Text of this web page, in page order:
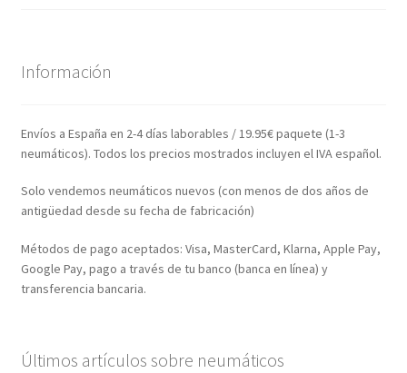
Información
Envíos a España en 2-4 días laborables / 19.95€ paquete (1-3
neumáticos). Todos los precios mostrados incluyen el IVA español.
Solo vendemos neumáticos nuevos (con menos de dos años de
antigüedad desde su fecha de fabricación)
Métodos de pago aceptados: Visa, MasterCard, Klarna, Apple Pay,
Google Pay, pago a través de tu banco (banca en línea) y
transferencia bancaria.
Últimos artículos sobre neumáticos